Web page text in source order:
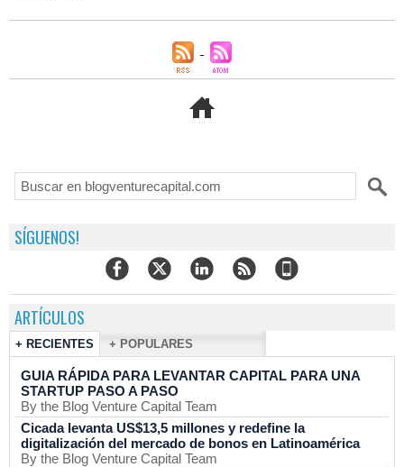
SÍGUENOS!
ARTÍCULOS
+ RECIENTES + POPULARES
GUIA RÁPIDA PARA LEVANTAR CAPITAL PARA UNA
STARTUP PASO A PASO
By the Blog Venture Capital Team
Cicada levanta US$13,5 millones y redefine la
digitalización del mercado de bonos en Latinoamérica
By the Blog Venture Capital Team